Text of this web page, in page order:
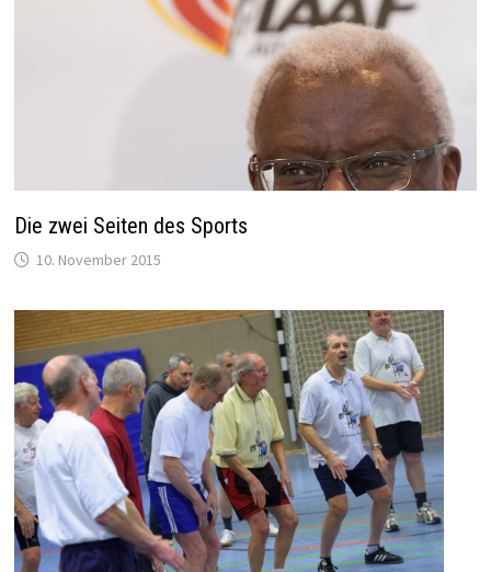
Die zwei Seiten des Sports
10. November 2015